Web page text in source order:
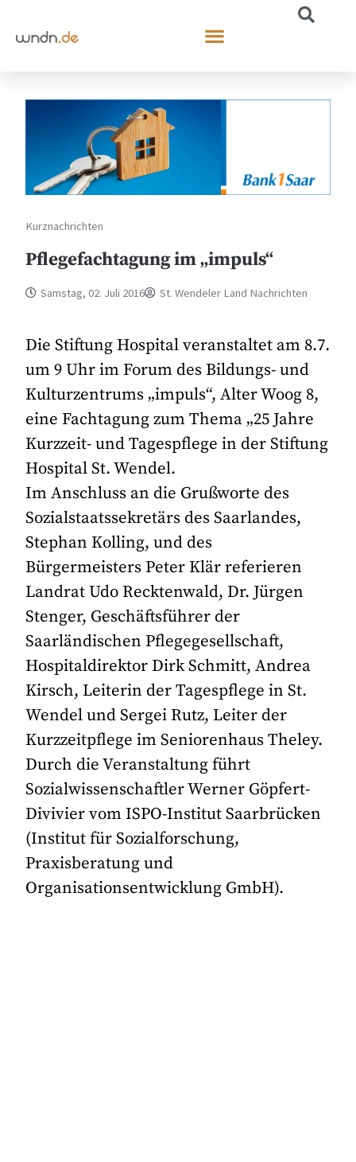
Kurznachrichten
Pflegefachtagung im „impuls“
Samstag, 02. Juli 2016 St. Wendeler Land Nachrichten
Die Stiftung Hospital veranstaltet am 8.7.
um 9 Uhr im Forum des Bildungs- und
Kulturzentrums „impuls“, Alter Woog 8,
eine Fachtagung zum Thema „25 Jahre
Kurzzeit- und Tagespflege in der Stiftung
Hospital St. Wendel.
Im Anschluss an die Grußworte des
Sozialstaatssekretärs des Saarlandes,
Stephan Kolling, und des
Bürgermeisters Peter Klär referieren
Landrat Udo Recktenwald, Dr. Jürgen
Stenger, Geschäftsführer der
Saarländischen Pflegegesellschaft,
Hospitaldirektor Dirk Schmitt, Andrea
Kirsch, Leiterin der Tagespflege in St.
Wendel und Sergei Rutz, Leiter der
Kurzzeitpflege im Seniorenhaus Theley.
Durch die Veranstaltung führt
Sozialwissenschaftler Werner Göpfert-
Divivier vom ISPO-Institut Saarbrücken
(Institut für Sozialforschung,
Praxisberatung und
Organisationsentwicklung GmbH).